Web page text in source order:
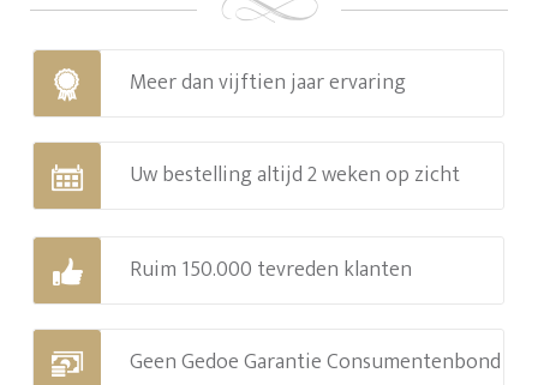
Meer dan vijftien jaar ervaring
Uw bestelling altijd 2 weken op zicht
Ruim 150.000 tevreden klanten
Geen Gedoe Garantie Consumentenbond